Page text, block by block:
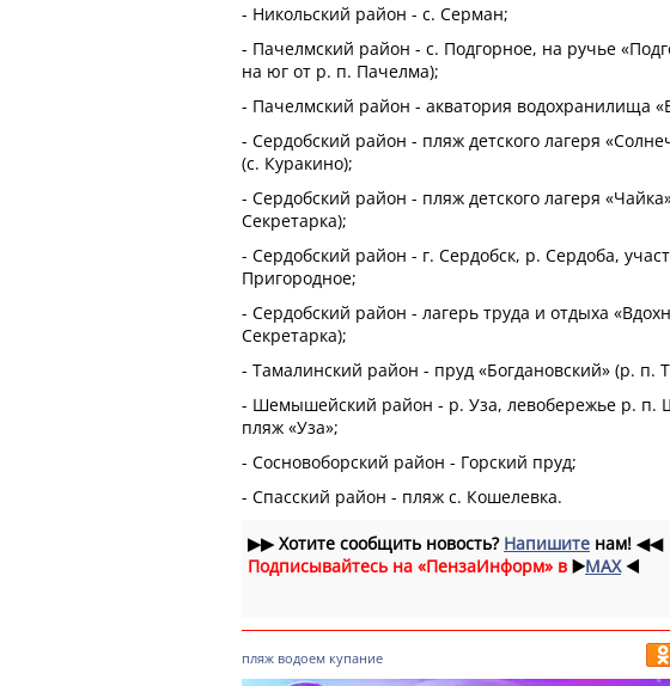
- Никольский район - с. Серман;
- Пачелмский район - с. Подгорное, на ручье
на юг от р. п. Пачелма);
- Пачелмский район - акватория водохранилища
- Сердобский район - пляж детского лагеря
(с. Куракино);
- Сердобский район - пляж детского лагеря
Секретарка);
- Сердобский район - г. Сердобск, р. Сердоба,
Пригородное;
- Сердобский район - лагерь труда и отдыха
Секретарка);
- Тамалинский район - пруд «Богдановский» (р. п.
- Шемышейский район - р. Уза, левобережье р.
пляж «Уза»;
- Сосновоборский район - Горский пруд;
- Спасский район - пляж с. Кошелевка.
▶▶Хотите сообщить новость? Напишите нам! ◀◀
Подписывайтесь на «ПензаИнформ» в ▶️MAX ◀️
пляж водоем купание